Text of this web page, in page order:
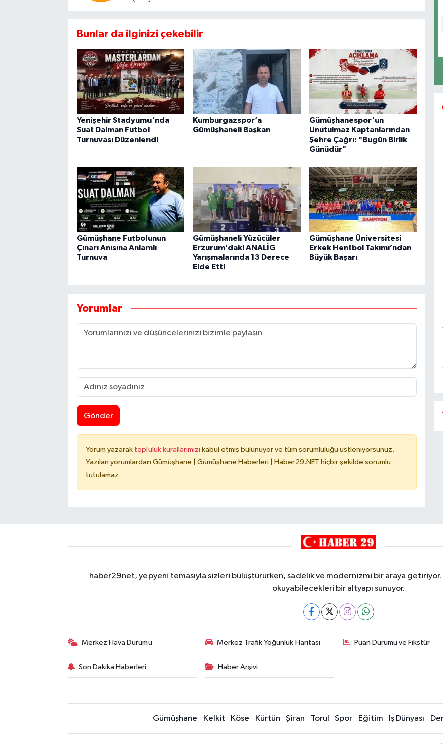
Bunlar da ilginizi çekebilir
Yenişehir Stadyumu'nda
Suat Dalman Futbol
Turnuvası Düzenlendi
Kumburgazspor’a
Gümüşhaneli Başkan
Gümüşhanespor'un
Unutulmaz Kaptanlarından
Şehre Çağrı: "Bugün Birlik
Günüdür"
Gümüşhane Futbolunun
Çınarı Anısına Anlamlı
Turnuva
Gümüşhaneli Yüzücüler
Erzurum’daki ANALİG
Yarışmalarında 13 Derece
Elde Etti
Gümüşhane Üniversitesi
Erkek Hentbol Takımı’ndan
Büyük Başarı
Yorumlar
Gönder
Yorum yazarak topluluk kurallarımızı kabul etmiş bulunuyor ve tüm sorumluluğu üstleniyorsunuz.
Yazılan yorumlardan Gümüşhane | Gümüşhane Haberleri | Haber29.NET hiçbir şekilde sorumlu
tutulamaz.
haber29net, yepyeni temasıyla sizleri buluştururken, sadelik ve modernizmi bir araya getiriyor.
okuyabilecekleri bir altyapı sunuyor.
Merkez Hava Durumu Merkez Trafik Yoğunluk Haritası Puan Durumu ve Fikstür
Son Dakika Haberleri Haber Arşivi
Gümüşhane Kelkit Köse Kürtün Şiran Torul Spor Eğitim İş Dünyası